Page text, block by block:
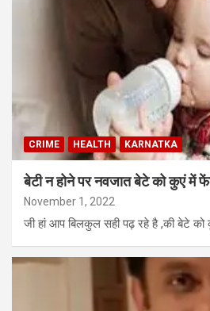
CRIME HEALTH KARNATKA
बेटी न होने पर नवजात बेटे को कुएं में
November 1, 2022
जी हां आप बिलकुल सही पढ़ रहे है ,की बेटे